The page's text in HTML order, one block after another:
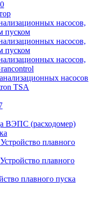
насосов,
пуском
насосов,
пуском
насосов,
насосов
TSA
ВЭПС (расходомер)
плавного
плавного
плавного пуска